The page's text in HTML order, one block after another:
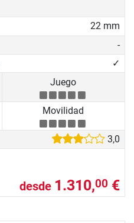
22 mm
-
✓
Juego
Movilidad
3,0
desde 1.310,00 €